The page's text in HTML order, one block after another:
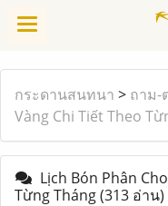
กระดานสนทนา > ถาม-
Vàng Chi Tiết Theo
Lịch Bón Phân
Từng Tháng(313 อ่าน)